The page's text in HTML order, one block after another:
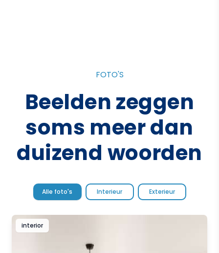
FOTO'S
Beelden zeggen
soms meer dan
duizend woorden
Alle foto's Interieur Exterieur
interior